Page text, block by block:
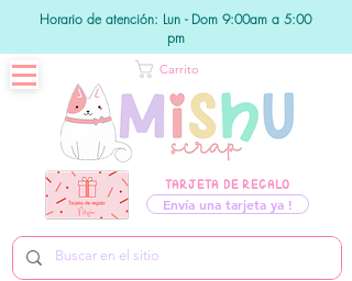
Horario de atención: Lun - Dom 9:00am a 5:00
pm
TARJETA DE REGALO
Envía una tarjeta ya !
Carrito